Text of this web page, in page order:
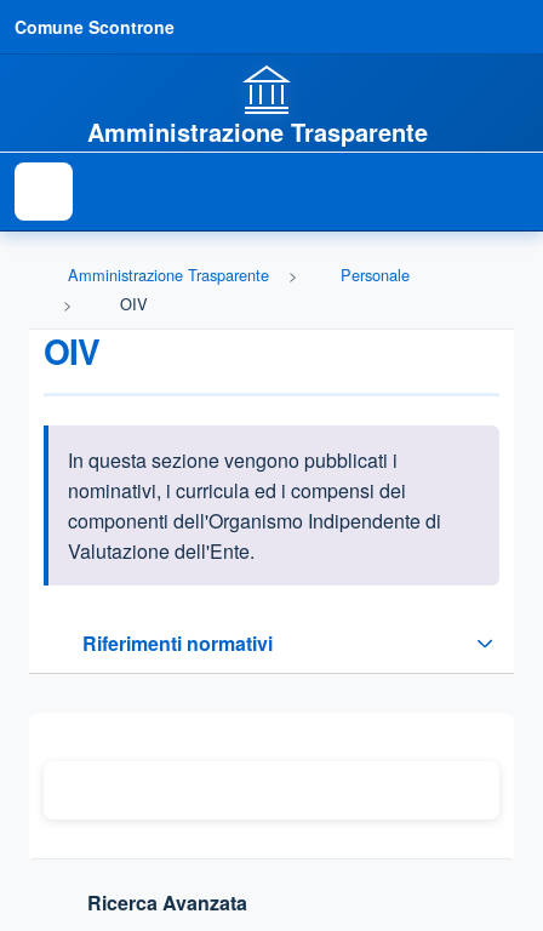
Comune Scontrone
Amministrazione Trasparente
Amministrazione Trasparente
Personale
OIV
OIV
Informazioni introduttive
In questa sezione vengono pubblicati i
nominativi, i curricula ed i compensi dei
componenti dell'Organismo Indipendente di
Valutazione dell'Ente.
Riferimenti normativi
Sezione compressa
Ricerca Avanzata